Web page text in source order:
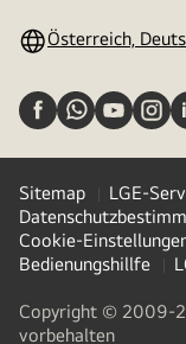
Österreich,
Sitemap
LGE-
Cookie-
Bedienungshillfe
Copyright © 2009-
vorbehalten